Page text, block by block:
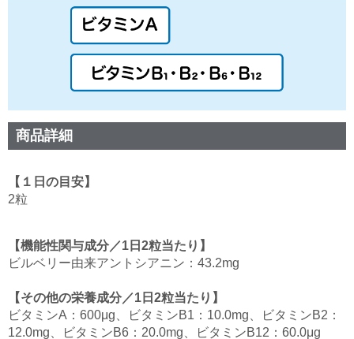
商品詳細
【１日の目安】
2粒
【機能性関与成分／1日2粒当たり】
ビルベリー由来アントシアニン：43.2mg
【その他の栄養成分／1日2粒当たり】
ビタミンA：600μg、ビタミンB1：10.0mg、ビタミンB2：
12.0mg、ビタミンB6：20.0mg、ビタミンB12：60.0μg